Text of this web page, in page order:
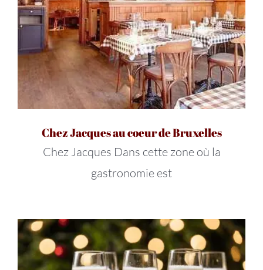
Chez Jacques au coeur de Bruxelles
Chez Jacques Dans cette zone où la
gastronomie est